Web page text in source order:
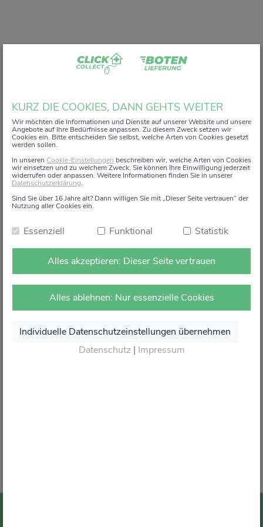
Liebe Kundin, lieber Kunde,
vielen Dank, dass Sie unser digitalesZACK+DA!
Aktionsregal genutzt haben.
Wir haben uns sehr gefreut, Sie auf diesem Weg begleiten
zu dürfen.
Dieses Angebot wird zum 15. Januar 2026 eingestellt.
Ab dem 16. Januar 2026 stehen die Online-
nicht mehr zur Verfügung.
Natürlich sind wir weiterhin persönlich für Sie da. Direkt
vor Ort in Ihrer Apotheke.
attraktive Angebote und den besten Service rund um Ihre
Danke für Ihr Vertrauen.
KURZ DIE COOKIES, DANN GEHTS WEITER
Wir möchten die Informationen und Dienste auf unserer Website und unsere
Angebote auf Ihre Bedürfnisse anpassen. Zu diesem Zweck setzen wir
Cookies ein. Bitte entscheiden Sie selbst, welche Arten von Cookies gesetzt
werden sollen.
In unseren Cookie-Einstellungen beschreiben wir, welche Arten von Cookies
wir einsetzen und zu welchem Zweck. Sie können Ihre Einwilligung jederzeit
widerrufen oder anpassen. Weitere Informationen finden Sie in unserer
Datenschutzerklärung.
Sind Sie über 16 Jahre alt? Dann willigen Sie mit „Dieser Seite vertrauen“ der
Nutzung aller Cookies ein.
Essenziell Funktional Statistik
Alles akzeptieren: Dieser Seite vertrauen
Alles ablehnen: Nur essenzielle Cookies
Individuelle Datenschutzeinstellungen übernehmen
Datenschutz| Impressum